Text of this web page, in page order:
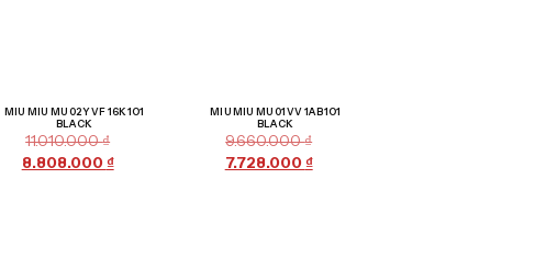
MIU MIU MU 02YVF 16K1O1
BLACK
11.010.000₫
8.808.000 ₫
MIU MIU MU 01VV 1AB1O1
BLACK
9.660.000₫
7.728.000 ₫